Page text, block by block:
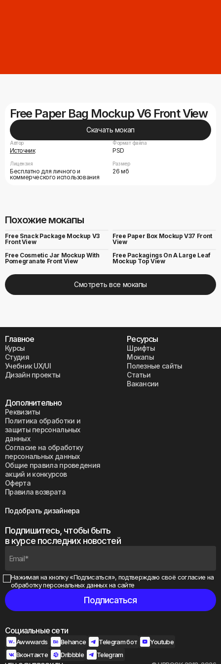
Free Paper Bag Mockup V6 Front View
Скачать мокап
Автор
Источник
Лицензия
Бесплатно для личного и
коммерческого использования
Формат файла
PSD
Размер
26 мб
Похожие мокапы
Free Snack Package Mockup V3
Front View
Free Paper Box Mockup V37 Front
View
Free Cosmetic Jar Mockup With
Pomegranate Front View
Free Packagings On A Large Leaf
Mockup Top View
Смотреть все мокапы
Главное
Курсы
Студия
Учебник UX/UI
Дизайн проекты
Ресурсы
Шрифты
Мокапы
Полезные сайты
Статьи
Вакансии
Дополнительно
Реквизиты
Политика обработки и
защиты персональных
данных
Согласие на обработку
персональных данных
Общие правила проведения
акций и конкурсов
Оферта
Правила возврата
Социальные сети
Awwwards Behance Telegram бот
Youtube
Вконтакте
Dribbble
Telegram
Подпишитесь, чтобы быть
в курсе последних новостей
Нажимая на кнопку «Подписаться», подтверждаю своё согласие на
обработку персональных данных на сайте
Подобрать дизайнера